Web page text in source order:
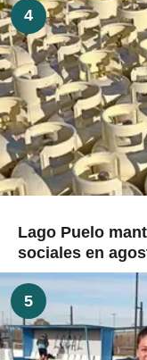
4
Lago Puelo
sociales en
5